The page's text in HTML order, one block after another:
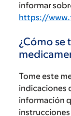
informar
https://
¿Cómo se
Tome este
indicaciones
información